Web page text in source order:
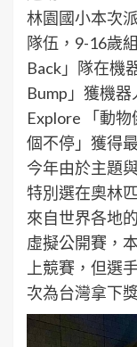
林園國小本次
隊伍，9-16歲
Back」隊在機
Bump」獲機
Explore 「動
個不停」獲得
今年由於主題
特別選在奧林
來自世界各地
虛擬公開賽，
上競賽，但選
次為台灣拿下